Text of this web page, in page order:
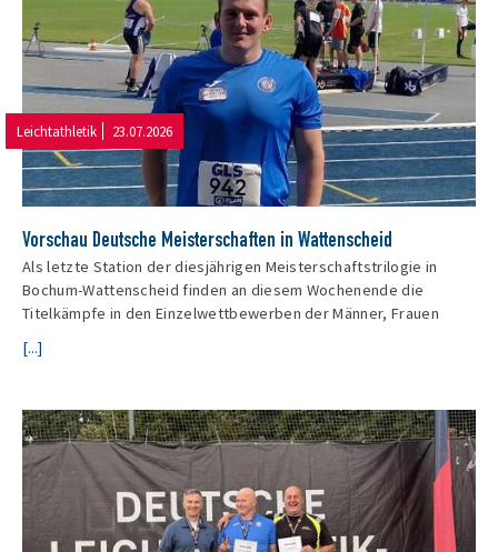
Leichtathletik 23.07.2026
Vorschau Deutsche Meisterschaften in Wattenscheid
Als letzte Station der diesjährigen Meisterschaftstrilogie in
Bochum-Wattenscheid finden an diesem Wochenende die
Titelkämpfe in den Einzelwettbewerben der Männer, Frauen
[...]